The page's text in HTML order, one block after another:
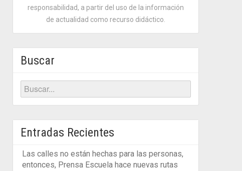
responsabilidad, a partir del uso de la información
de actualidad como recurso didáctico.
Buscar
Entradas Recientes
Las calles no están hechas para las personas,
entonces, Prensa Escuela hace nuevas rutas